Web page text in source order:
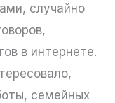
случайно
в интернете.
семейных